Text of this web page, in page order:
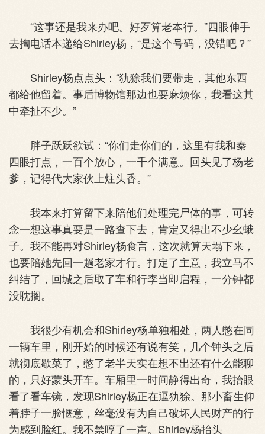
“这事还是我来办吧。好歹算老本行。”四眼伸手
去掏电话本递给Shirley杨，“是这个号码，没错吧？”
Shirley杨点点头：“犰狳我们要带走，其他东西
都给他留着。事后博物馆那边也要麻烦你，我看这其
中牵扯不少。”
胖子跃跃欲试：“你们走你们的，这里有我和秦
四眼打点，一百个放心，一千个满意。回头见了杨老
爹，记得代大家伙上炷头香。”
我本来打算留下来陪他们处理完尸体的事，可转
念一想这事真要是一路查下去，肯定又得出不少幺蛾
子。我不能再对Shirley杨食言，这次就算天塌下来，
也要陪她先回一趟老家才行。打定了主意，我立马不
纠结了，回城之后取了车和行李当即启程，一分钟都
没耽搁。
我很少有机会和Shirley杨单独相处，两人憋在同
一辆车里，刚开始的时候还有说有笑，几个钟头之后
就彻底歇菜了，憋了老半天实在想不出还有什么能聊
的，只好蒙头开车。车厢里一时间静得出奇，我抬眼
看了看车镜，发现Shirley杨正在逗犰狳。那小畜生仰
着脖子一脸惬意，丝毫没有为自己破坏人民财产的行
为感到脸红。我不禁哼了一声。Shirley杨抬头